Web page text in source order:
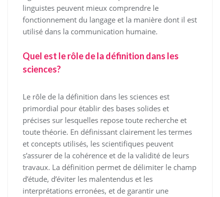
linguistes peuvent mieux comprendre le
fonctionnement du langage et la manière dont il est
utilisé dans la communication humaine.
Quel est le rôle de la définition dans les
sciences?
Le rôle de la définition dans les sciences est
primordial pour établir des bases solides et
précises sur lesquelles repose toute recherche et
toute théorie. En définissant clairement les termes
et concepts utilisés, les scientifiques peuvent
s’assurer de la cohérence et de la validité de leurs
travaux. La définition permet de délimiter le champ
d’étude, d’éviter les malentendus et les
interprétations erronées, et de garantir une